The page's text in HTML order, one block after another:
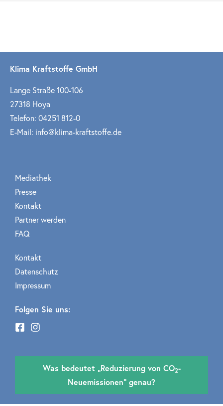
Klima Kraftstoffe GmbH
Lange Straße 100-106
27318 Hoya
Telefon: 04251 812-0
E-Mail: info@klima-kraftstoffe.de
Mediathek
Presse
Kontakt
Partner werden
FAQ
Kontakt
Datenschutz
Impressum
Folgen Sie uns:
Was bedeutet „Reduzierung von CO2-
Neuemissionen“ genau?